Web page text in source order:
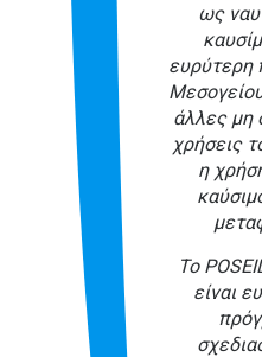
ως
ευρύτερη
άλλες μη
χρήσεις
η
Το
είναι